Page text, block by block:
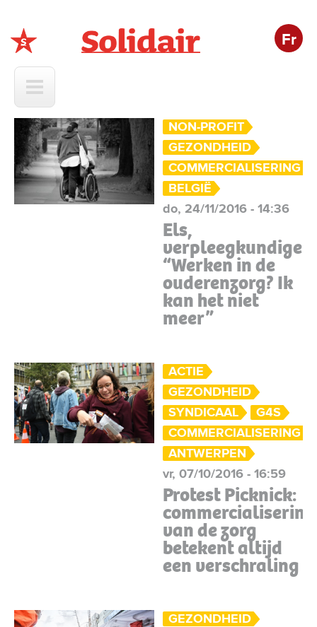
Fr
NON-PROFIT
GEZONDHEID
COMMERCIALISERING
BELGIË
do, 24/11/2016 - 14:36
Els,
verpleegkundige:
“Werken in de
ouderenzorg? Ik
kan het niet
meer”
ACTIE
GEZONDHEID
SYNDICAAL
G4S
COMMERCIALISERING
ANTWERPEN
vr, 07/10/2016 - 16:59
Protest Picknick:
commercialisering
van de zorg
betekent altijd
een verschraling
GEZONDHEID